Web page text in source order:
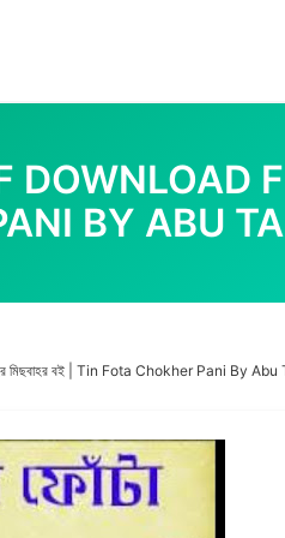
DOWNLOAD
BY ABU
মিছবাহর বই | Tin Fota Chokher Pani By